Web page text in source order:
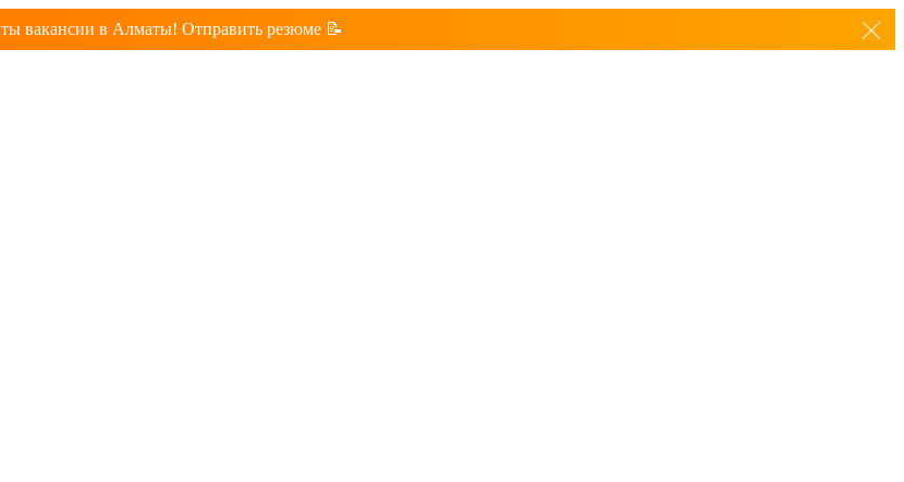
вакансии в Алматы! Отправить резюме 📝